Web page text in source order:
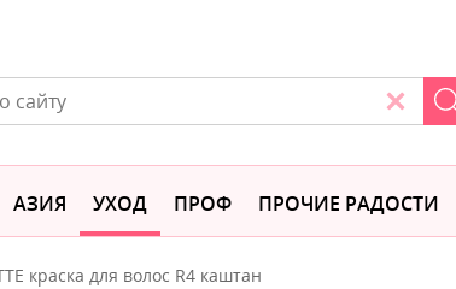
АЗИЯ УХОД ПРОФ ПРОЧИЕ РАДОСТИ
краска для волос R4 каштан